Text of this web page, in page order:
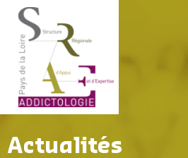
Actualités